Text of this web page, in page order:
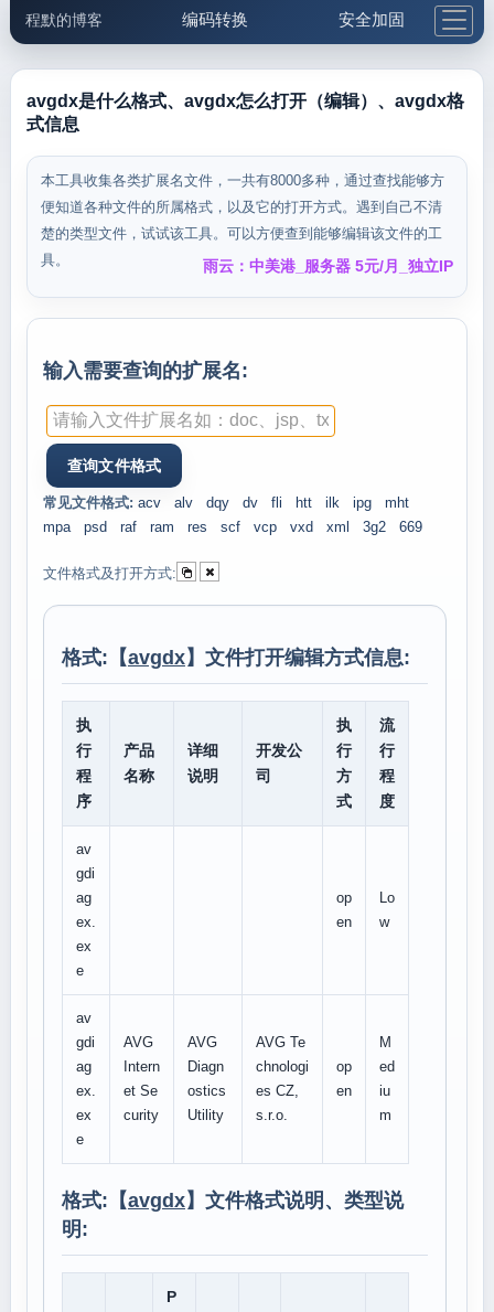
程默的博客 编码转换 安全加固
邮件工具 生活便民 更多工具
avgdx是什么格式、avgdx怎么打开（编辑）、avgdx格
式信息
本工具收集各类扩展名文件，一共有8000多种，通过查找能够方
便知道各种文件的所属格式，以及它的打开方式。遇到自己不清
楚的类型文件，试试该工具。可以方便查到能够编辑该文件的工
具。
雨云：中美港_服务器 5元/月_独立IP
输入需要查询的扩展名:
常见文件格式: acv alv dqy dv fli htt ilk ipg
mht
mpa
psd raf ram res scf vcp vxd xml 3g2 669
文件格式及打开方式:
格式:【avgdx】文件打开编辑方式信息:
执
行
程
序
产品
名称
详细
说明
开发公
司
执
行
方
式
流
行
程
度
av
gdi
ag
ex.
ex
e
op
en
Lo
w
av
gdi
ag
ex.
ex
e
AVG
Intern
et Se
curity
AVG
Diagn
ostics
Utility
AVG Te
chnologi
es CZ,
s.r.o.
op
en
M
ed
iu
m
格式:【avgdx】文件格式说明、类型说
明:
P